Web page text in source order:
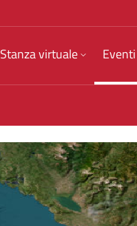
Stanza virtuale Eventi